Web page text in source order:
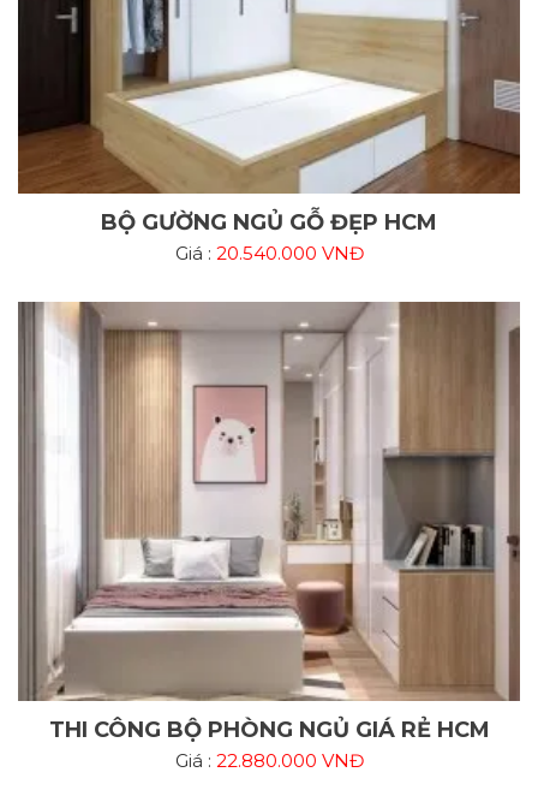
BỘ GƯỜNG NGỦ GỖ ĐẸP HCM
Giá : 20.540.000 VNĐ
THI CÔNG BỘ PHÒNG NGỦ GIÁ RẺ HCM
Giá : 22.880.000 VNĐ